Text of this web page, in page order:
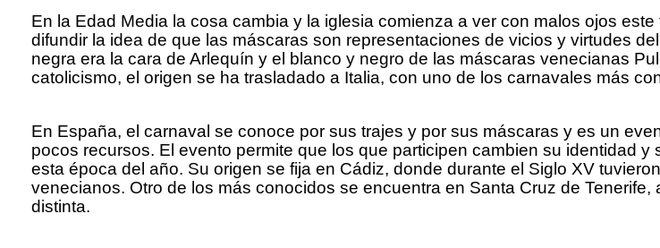
En la Edad Media la cosa cambia y la iglesia comienza a ver con malos ojos
difundir la idea de que las máscaras son representaciones de vicios y virtudes
negra era la cara de Arlequín y el blanco y negro de las máscaras venecianas
catolicismo, el origen se ha trasladado a Italia, con uno de los carnavales más
En España, el carnaval se conoce por sus trajes y por sus máscaras y es un
pocos recursos. El evento permite que los que participen cambien su identidad
esta época del año. Su origen se fija en Cádiz, donde durante el Siglo XV
venecianos. Otro de los más conocidos se encuentra en Santa Cruz de
distinta.